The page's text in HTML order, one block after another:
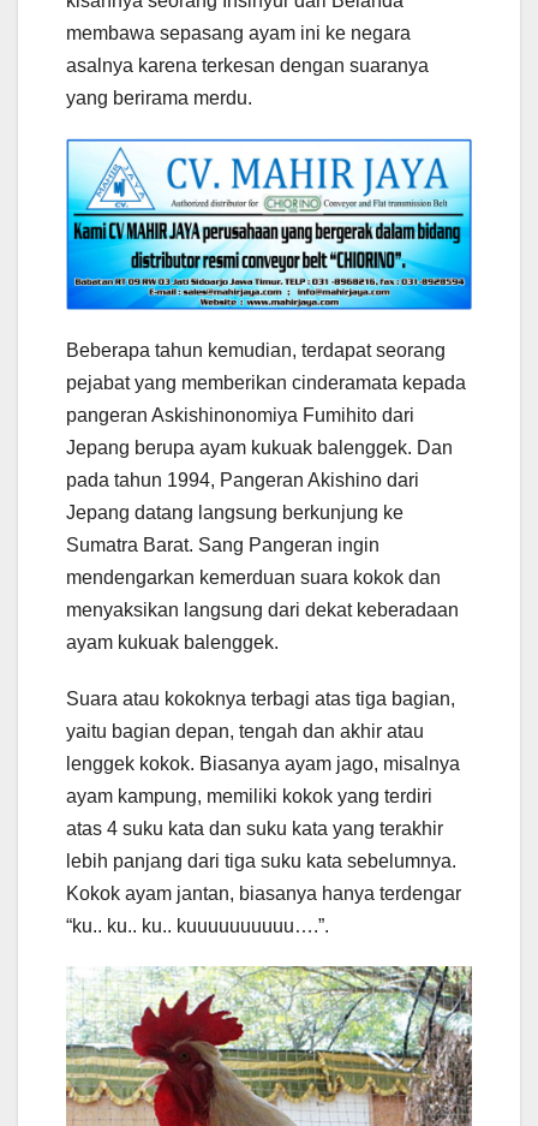
membawa sepasang ayam ini ke negara
asalnya karena terkesan dengan suaranya
yang berirama merdu.
Beberapa tahun kemudian, terdapat seorang
pejabat yang memberikan cinderamata kepada
pangeran Askishinonomiya Fumihito dari
Jepang berupa ayam kukuak balenggek. Dan
pada tahun 1994, Pangeran Akishino dari
Jepang datang langsung berkunjung ke
Sumatra Barat. Sang Pangeran ingin
mendengarkan kemerduan suara kokok dan
menyaksikan langsung dari dekat keberadaan
ayam kukuak balenggek.
Suara atau kokoknya terbagi atas tiga bagian,
yaitu bagian depan, tengah dan akhir atau
lenggek kokok. Biasanya ayam jago, misalnya
ayam kampung, memiliki kokok yang terdiri
atas 4 suku kata dan suku kata yang terakhir
lebih panjang dari tiga suku kata sebelumnya.
Kokok ayam jantan, biasanya hanya terdengar
“ku.. ku.. ku.. kuuuuuuuuuu….”.